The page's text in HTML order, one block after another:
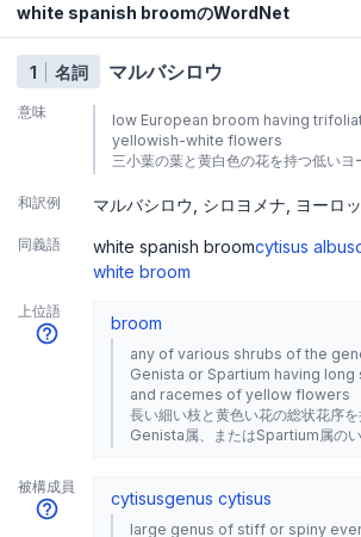
white spanish broomのWordNet
1 名詞 マルバシロウ
意味
low European broom having
yellowish-white flowers
三小葉の葉と黄白色の花を持つ低いヨ
和訳例 マルバシロウ シロヨメナ ヨーロ
同義語 white spanish broomcytisus albus
white broom
上位語
broom
any of various shrubs of the
Genista or Spartium having
and racemes of yellow flowers
長い細い枝と黄色い花の総状花序
Genista属、またはSpartium属の
被構成員
cytisusgenus cytisus
large genus of stiff or spiny